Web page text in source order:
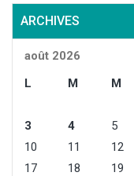
ARCHIVES
août 2026
L
M M
3
4 5
10
11 12
17
18 19